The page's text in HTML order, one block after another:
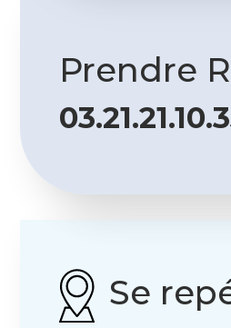
Prendre
Se